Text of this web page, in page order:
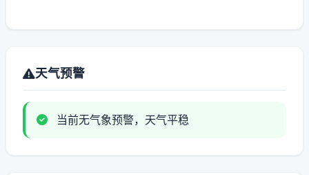
天气预警
当前无气象预警，天气平稳